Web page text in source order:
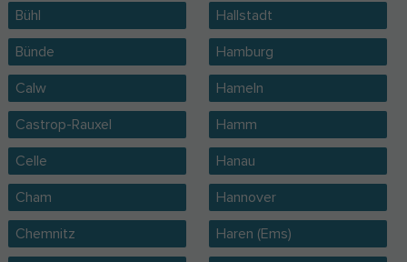
Bühl
Bünde
Calw
Castrop-Rauxel
Celle
Cham
Chemnitz
Hallstadt
Hamburg
Hameln
Hamm
Hanau
Hannover
Haren (Ems)